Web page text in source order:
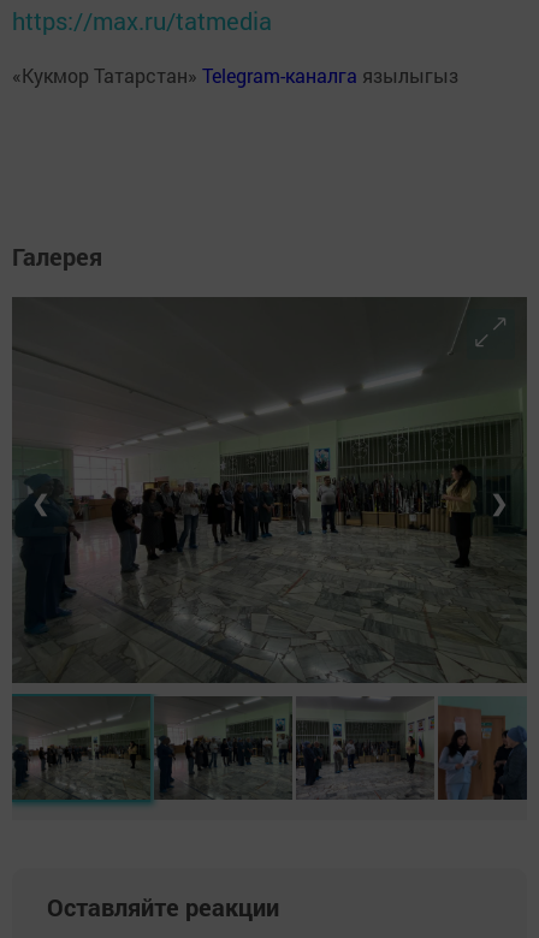
https://max.ru/tatmedia
«Кукмор Татарстан» Telegram-каналга язылыгыз
Галерея
❮ ❯
Оставляйте реакции